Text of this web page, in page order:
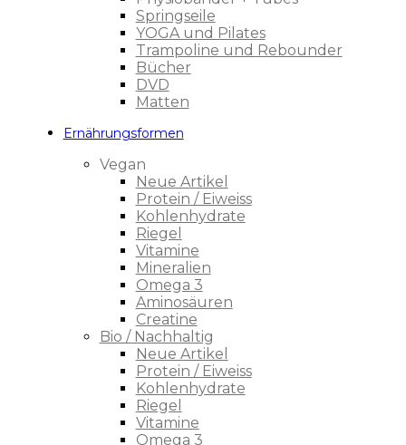
Springseile
YOGA und Pilates
Trampoline und Rebounder
Bücher
DVD
Matten
Ernährungsformen
Vegan
Neue Artikel
Protein / Eiweiss
Kohlenhydrate
Riegel
Vitamine
Mineralien
Omega 3
Aminosäuren
Creatine
Bio / Nachhaltig
Neue Artikel
Protein / Eiweiss
Kohlenhydrate
Riegel
Vitamine
Omega 3